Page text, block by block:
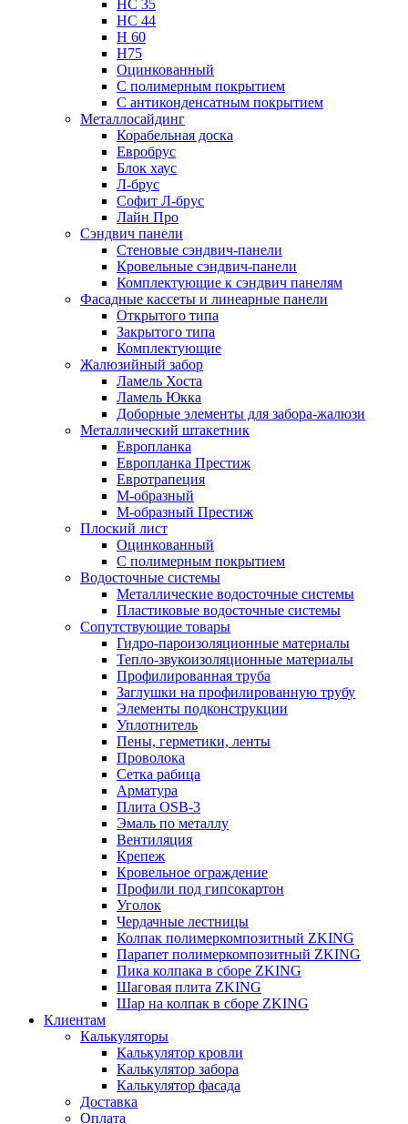
НС 35
НС 44
Н 60
Н75
Оцинкованный
С полимерным покрытием
С антиконденсатным покрытием
Металлосайдинг
Корабельная доска
Евробрус
Блок хаус
Л-брус
Софит Л-брус
Лайн Про
Сэндвич панели
Стеновые сэндвич-панели
Кровельные сэндвич-панели
Комплектующие к сэндвич панелям
Фасадные кассеты и линеарные панели
Открытого типа
Закрытого типа
Комплектующие
Жалюзийный забор
Ламель Хоста
Ламель Юкка
Доборные элементы для забора-жалюзи
Металлический штакетник
Европланка
Европланка Престиж
Евротрапеция
М-образный
М-образный Престиж
Плоский лист
Оцинкованный
С полимерным покрытием
Водосточные системы
Металлические водосточные системы
Пластиковые водосточные системы
Сопутствующие товары
Гидро-пароизоляционные материалы
Тепло-звукоизоляционные материалы
Профилированная труба
Заглушки на профилированную трубу
Элементы подконструкции
Уплотнитель
Пены, герметики, ленты
Проволока
Сетка рабица
Арматура
Плита OSB-3
Эмаль по металлу
Вентиляция
Крепеж
Кровельное ограждение
Профили под гипсокартон
Уголок
Чердачные лестницы
Колпак полимеркомпозитный ZKING
Парапет полимеркомпозитный ZKING
Пика колпака в сборе ZKING
Шаговая плита ZKING
Шар на колпак в сборе ZKING
Клиентам
Калькуляторы
Калькулятор кровли
Калькулятор забора
Калькулятор фасада
Доставка
Оплата